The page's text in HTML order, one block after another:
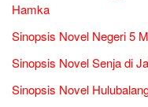
Hamka
Sinopsis Novel Negeri 5
Sinopsis Novel Senja di
Sinopsis Novel